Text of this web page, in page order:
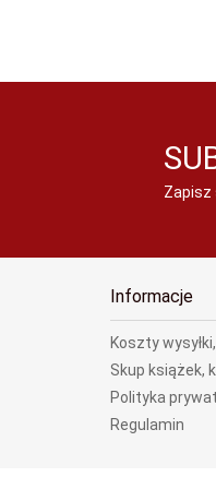
Zapisz
Informacje
Koszty
Skup książek,
Polityka
Regulamin